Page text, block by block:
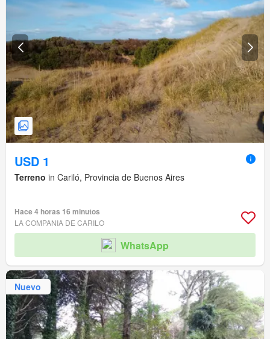
USD 1
Terreno in Cariló, Provincia de Buenos Aires
Hace 4 horas 16 minutos
LA COMPANIA DE CARILO
WhatsApp
Nuevo